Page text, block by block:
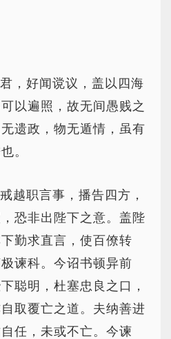
，好闻谠议，盖以四海
以遍照，故无间愚贱之
遗政，物无遁情，虽有
。
越职言事，播告四方，
恐非出陛下之意。盖陛
勤求直言，使百僚转
谏科。今诏书顿异前
聪明，杜塞忠良之口，
取覆亡之道。夫纳善进
任，未或不亡。今谏